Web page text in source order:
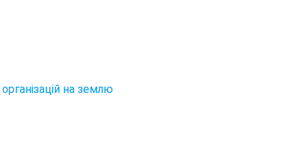
на землю